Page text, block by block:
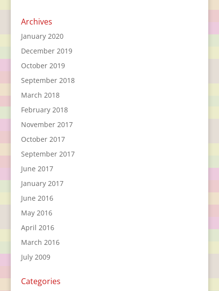
Archives
January 2020
December 2019
October 2019
September 2018
March 2018
February 2018
November 2017
October 2017
September 2017
June 2017
January 2017
June 2016
May 2016
April 2016
March 2016
July 2009
Categories